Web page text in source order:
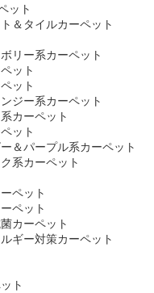
ット
＆タイルカーペット
リー系カーペット
ット
ット
ジー系カーペット
カーペット
ット
＆パープル系カーペット
系カーペット
ペット
ペット
カーペット
ギー対策カーペット
ト